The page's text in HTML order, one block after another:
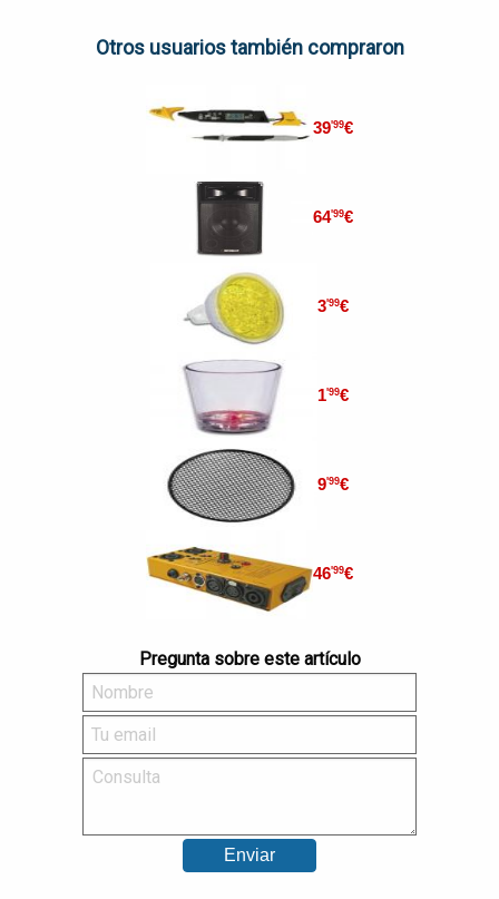
Otros usuarios también compraron
39'99€
64'99€
3'99€
1'99€
9'99€
46'99€
Pregunta sobre este artículo